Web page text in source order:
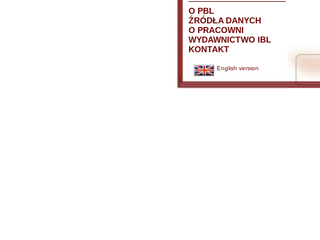
O PBL
ŹRÓDŁA DANYCH
O PRACOWNI
WYDAWNICTWO IBL
KONTAKT
English version